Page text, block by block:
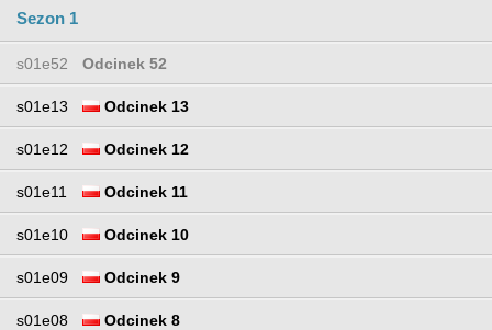
Sezon 1
s01e52 Odcinek 52
s01e13 Odcinek 13
s01e12 Odcinek 12
s01e11 Odcinek 11
s01e10 Odcinek 10
s01e09 Odcinek 9
s01e08 Odcinek 8